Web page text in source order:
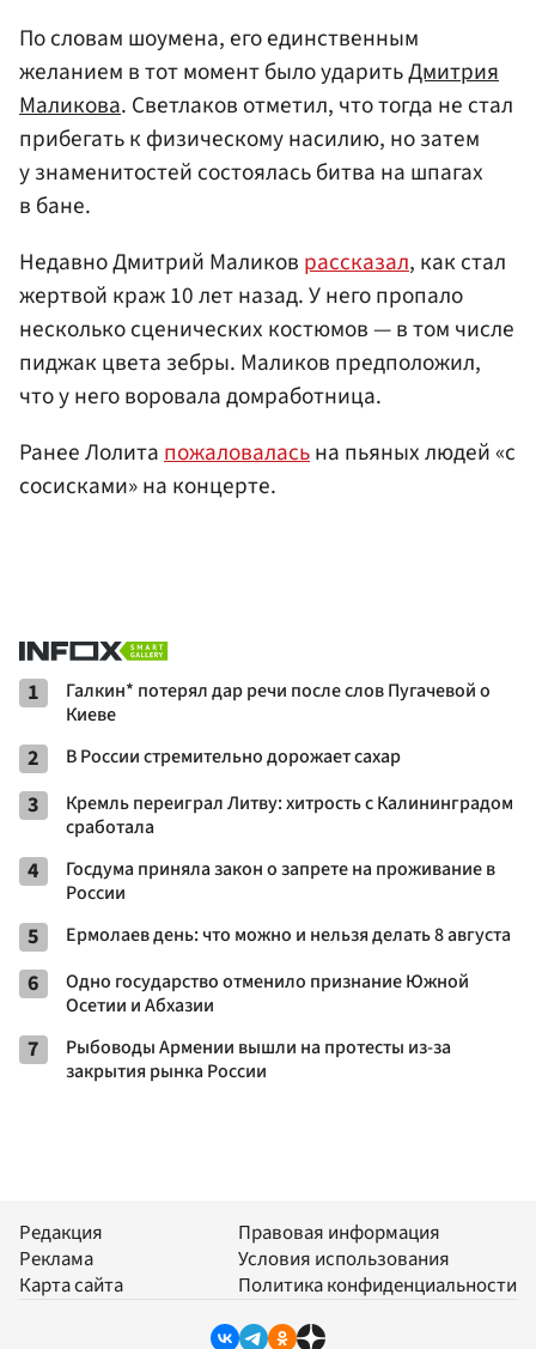
По словам шоумена, его единственным
желанием в тот момент было ударитьДмитрия
Маликова. Светлаков отметил, что тогда не стал
прибегать к физическому насилию, но затем
у знаменитостей состоялась битва на шпагах
в бане.
Недавно Дмитрий Маликов рассказал, как стал
жертвой краж 10 лет назад. У него пропало
несколько сценических костюмов — в том числе
пиджак цвета зебры. Маликов предположил,
что у него воровала домработница.
Ранее Лолитапожаловаласьна пьяных людей «с
сосисками» на концерте.
1
Галкин* потерял дар речи после слов Пугачевой о
Киеве
2 В России стремительно дорожает сахар
3
Кремль переиграл Литву: хитрость с Калининградом
сработала
4
Госдума приняла закон о запрете на проживание в
России
5 Ермолаев день: что можно и нельзя делать 8 августа
6
Одно государство отменило признание Южной
Осетии и Абхазии
7
Рыбоводы Армении вышли на протесты из-за
закрытия рынка России
Редакция
Реклама
Карта сайта
Правовая информация
Условия использования
Политика конфиденциальности